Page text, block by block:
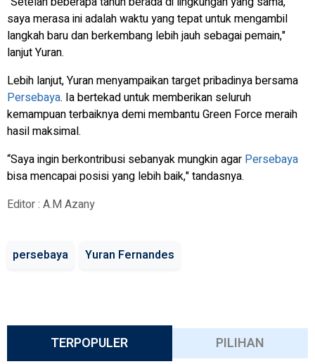
saya merasa ini adalah waktu yang tepat untuk mengambil
langkah baru dan berkembang lebih jauh sebagai pemain,"
lanjut Yuran.
Lebih lanjut, Yuran menyampaikan target pribadinya bersama
Persebaya. Ia bertekad untuk memberikan seluruh
kemampuan terbaiknya demi membantu Green Force meraih
hasil maksimal.
“Saya ingin berkontribusi sebanyak mungkin agar Persebaya
bisa mencapai posisi yang lebih baik," tandasnya.
Editor : A.M Azany
persebaya Yuran Fernandes
TERPOPULER PILIHAN